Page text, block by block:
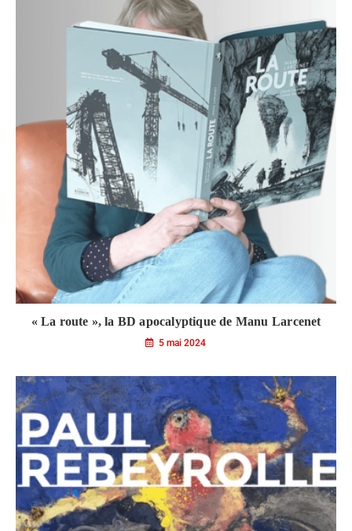
« La route », la BD apocalyptique de Manu Larcenet
5 mai 2024